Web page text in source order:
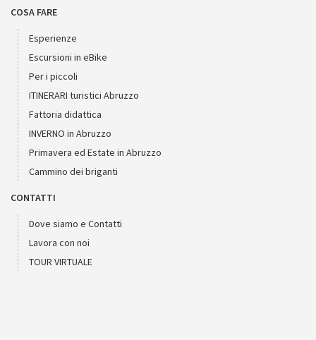
COSA FARE
Esperienze
Escursioni in eBike
Per i piccoli
ITINERARI turistici Abruzzo
Fattoria didattica
INVERNO in Abruzzo
Primavera ed Estate in Abruzzo
Cammino dei briganti
CONTATTI
Dove siamo e Contatti
Lavora con noi
TOUR VIRTUALE